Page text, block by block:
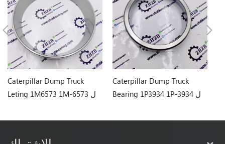
Caterpillar Dump Truck
Leting 1M6573 1M-6573 ل
Caterpillar Dump Truck
Bearing 1P3934 1P-3934 ل